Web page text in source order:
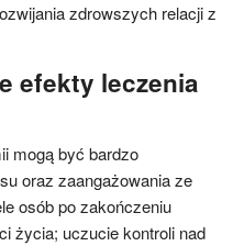
zdrowszych relacji z
efekty leczenia
mogą być bardzo
oraz zaangażowania ze
osób po zakończeniu
życia; uczucie kontroli nad